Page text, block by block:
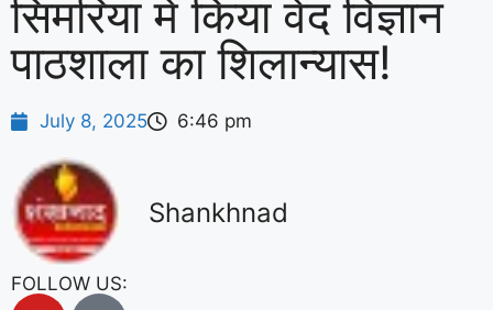
सिमरिया में किया वेद विज्ञान
पाठशाला का शिलान्यास!
July 8, 2025 6:46 pm
Shankhnad
FOLLOW US: